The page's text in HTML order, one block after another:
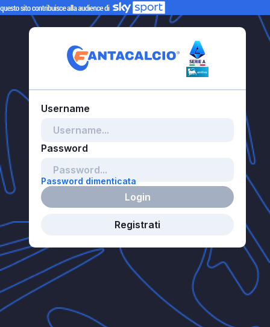
Password dimenticata
Login
Registrati